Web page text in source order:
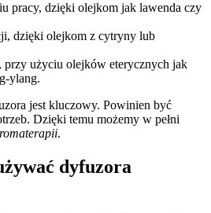
pracy, dzięki olejkom jak lawenda czy
dzięki olejkom z cytryny lub
przy użyciu olejków eterycznych jak
ylang.
jest kluczowy. Powinien być
Dzięki temu możemy w pełni
.
dyfuzora